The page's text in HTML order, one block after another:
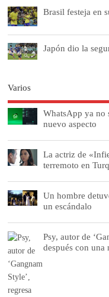
Brasil festeja en
Japón dio la
Varios
WhatsApp ya no
nuevo aspecto
La actriz de
terremoto en
Un hombre
un escándalo
Psy, autor de
después con una